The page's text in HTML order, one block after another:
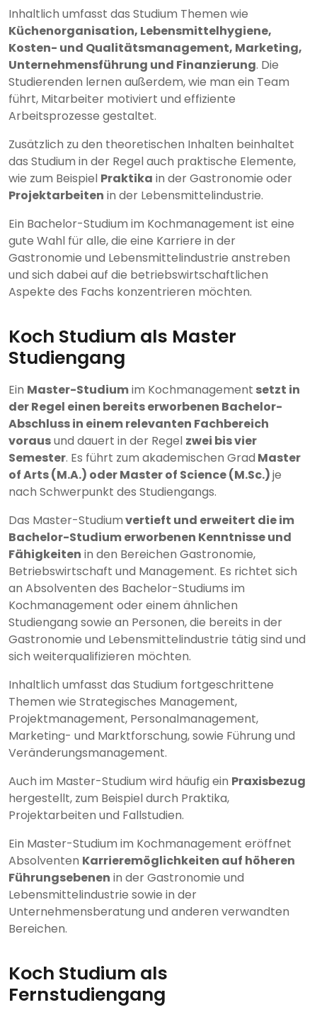
Inhaltlich umfasst das Studium Themen wie
Küchenorganisation, Lebensmittelhygiene,
Kosten- und Qualitätsmanagement, Marketing,
Unternehmensführung und Finanzierung. Die
Studierenden lernen außerdem, wie man ein Team
führt, Mitarbeiter motiviert und effiziente
Arbeitsprozesse gestaltet.
Zusätzlich zu den theoretischen Inhalten beinhaltet
das Studium in der Regel auch praktische Elemente,
wie zum Beispiel Praktika in der Gastronomie oder
Projektarbeiten in der Lebensmittelindustrie.
Ein Bachelor-Studium im Kochmanagement ist eine
gute Wahl für alle, die eine Karriere in der
Gastronomie und Lebensmittelindustrie anstreben
und sich dabei auf die betriebswirtschaftlichen
Aspekte des Fachs konzentrieren möchten.
Koch Studium als Master
Studiengang
Ein Master-Studiumim Kochmanagement setzt in
der Regel einen bereits erworbenen Bachelor-
Abschluss in einem relevanten Fachbereich
vorausund dauert in der Regel zwei bis vier
Semester. Es führt zum akademischen Grad Master
of Arts (M.A.) oder Master of Science (M.Sc.)je
nach Schwerpunkt des Studiengangs.
Das Master-Studiumvertieft und erweitert die im
Bachelor-Studium erworbenen Kenntnisse und
Fähigkeiten in den Bereichen Gastronomie,
Betriebswirtschaft und Management. Es richtet sich
an Absolventen des Bachelor-Studiums im
Kochmanagement oder einem ähnlichen
Studiengang sowie an Personen, die bereits in der
Gastronomie und Lebensmittelindustrie tätig sind und
sich weiterqualifizieren möchten.
Inhaltlich umfasst das Studium fortgeschrittene
Themen wie Strategisches Management,
Projektmanagement, Personalmanagement,
Marketing- und Marktforschung, sowie Führung und
Veränderungsmanagement.
Auch im Master-Studium wird häufig ein Praxisbezug
hergestellt, zum Beispiel durch Praktika,
Projektarbeiten und Fallstudien.
Ein Master-Studium im Kochmanagement eröffnet
Absolventen Karrieremöglichkeiten auf höheren
Führungsebenen in der Gastronomie und
Lebensmittelindustrie sowie in der
Unternehmensberatung und anderen verwandten
Bereichen.
Koch Studium als
Fernstudiengang